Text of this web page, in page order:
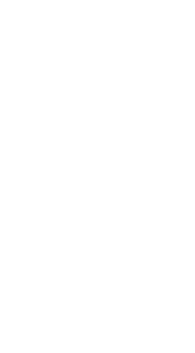
ML 500 500
TRONIC +